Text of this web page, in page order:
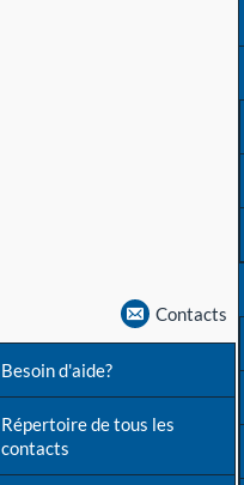
Contacts
Besoin d'aide?
Répertoire de tous les
contacts